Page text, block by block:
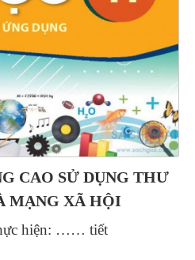
CAO SỬ DỤNG THƯ
MẠNG XÃ HỘI
hiện: …… tiết